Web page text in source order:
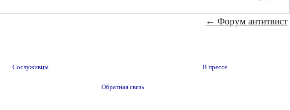
← Форум антитвист
Сослуживцы В прессе
Обратная связь